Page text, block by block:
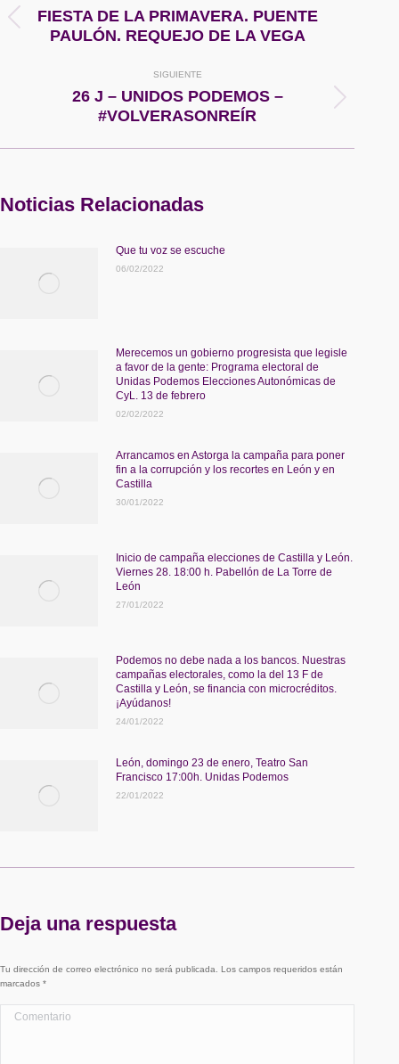
entre
publicaciones
Publicación
anterior:
FIESTA DE LA PRIMAVERA. PUENTE
PAULÓN. REQUEJO DE LA VEGA
SIGUIENTE
Publicación
siguiente:
26 J – UNIDOS PODEMOS –
#VOLVERASONREÍR
Noticias Relacionadas
Que tu voz se escuche
06/02/2022
Merecemos un gobierno progresista que legisle
a favor de la gente: Programa electoral de
Unidas Podemos Elecciones Autonómicas de
CyL. 13 de febrero
02/02/2022
Arrancamos en Astorga la campaña para poner
fin a la corrupción y los recortes en León y en
Castilla
30/01/2022
Inicio de campaña elecciones de Castilla y León.
Viernes 28. 18:00 h. Pabellón de La Torre de
León
27/01/2022
Podemos no debe nada a los bancos. Nuestras
campañas electorales, como la del 13 F de
Castilla y León, se financia con microcréditos.
¡Ayúdanos!
24/01/2022
León, domingo 23 de enero, Teatro San
Francisco 17:00h. Unidas Podemos
22/01/2022
Deja una respuesta
Tu dirección de correo electrónico no será publicada. Los campos requeridos están
marcados *
Comentario